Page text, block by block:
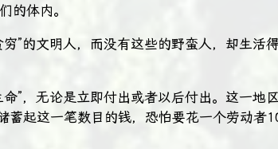
的体内。
”的文明人，而没有这些的野蛮人，却生活
”，无论是立即付出或者以后付出。这一地
蓄起这一笔数目的钱，恐怕要花一个劳动者